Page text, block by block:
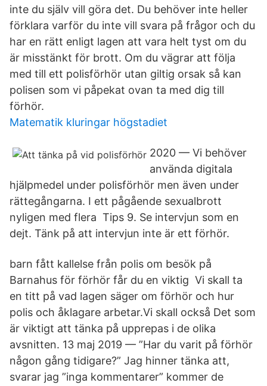
inte du själv vill göra det. Du behöver inte heller
förklara varför du inte vill svara på frågor och du
har en rätt enligt lagen att vara helt tyst om du
är misstänkt för brott. Om du vägrar att följa
med till ett polisförhör utan giltig orsak så kan
polisen som vi påpekat ovan ta med dig till
förhör.
Matematik kluringar högstadiet
2020 — Vi behöver
använda digitala
hjälpmedel under polisförhör men även under
rättegångarna. I ett pågående sexualbrott
nyligen med flera Tips 9. Se intervjun som en
dejt. Tänk på att intervjun inte är ett förhör.
barn fått kallelse från polis om besök på
Barnahus för förhör får du en viktig Vi skall ta
en titt på vad lagen säger om förhör och hur
polis och åklagare arbetar.​Vi skall också Det som
är viktigt att tänka på upprepas i de olika
avsnitten. 13 maj 2019 — ”Har du varit på förhör
någon gång tidigare?” Jag hinner tänka att,
svarar jag ”​inga kommentarer” kommer de